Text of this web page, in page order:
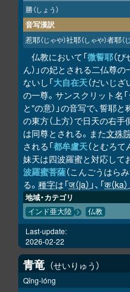
勝（しょう）
音写漢訳
惹耶（じゃや）社耶（しゃや）者耶（
仏教において「微誓耶（
ん）」の妃とされる二仏尊の
ないし「大自在天（だいじ
の一尊。サンスクリット名
と"の意）」の音写で、誓耶と
の東方（上方）で日天の右手
は同尊とされる。また文殊
される「都牟盧天（とむろ
妹天は四波羅蜜と対応して
波羅蜜菩薩（こんごうはら
る。 種字は「ज（ja） 」、「क（ka）
地域・カテゴリ
インド亜大陸 仏教
Last-update:
2026-02-22
青竜 せいりゅう
Qīng-lóng